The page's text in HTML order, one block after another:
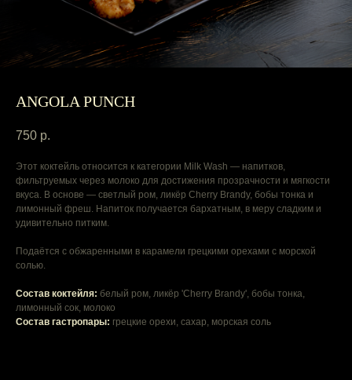
ANGOLA PUNCH
750 р.
Этот коктейль относится к категории Milk Wash — напитков,
фильтруемых через молоко для достижения прозрачности и мягкости
вкуса. В основе — светлый ром, ликёр Cherry Brandy, бобы тонка и
лимонный фреш. Напиток получается бархатным, в меру сладким и
удивительно питким.
Подаётся с обжаренными в карамели грецкими орехами с морской
солью.
Cостав коктейля: белый ром, ликёр 'Cherry Brandy', бобы тонка,
лимонный сок, молоко
Cостав гастропары: грецкие орехи, сахар, морская соль